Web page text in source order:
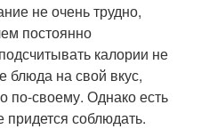
не очень трудно,
постоянно
калории не
блюда на свой вкус,
по-своему. Однако есть
соблюдать.